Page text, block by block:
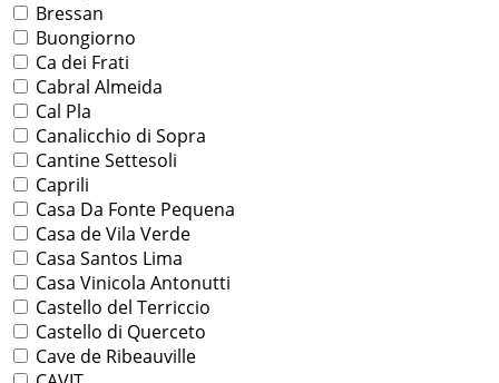
Bressan
Buongiorno
Ca dei Frati
Cabral Almeida
Cal Pla
Canalicchio di Sopra
Cantine Settesoli
Caprili
Casa Da Fonte Pequena
Casa de Vila Verde
Casa Santos Lima
Casa Vinicola Antonutti
Castello del Terriccio
Castello di Querceto
Cave de Ribeauville